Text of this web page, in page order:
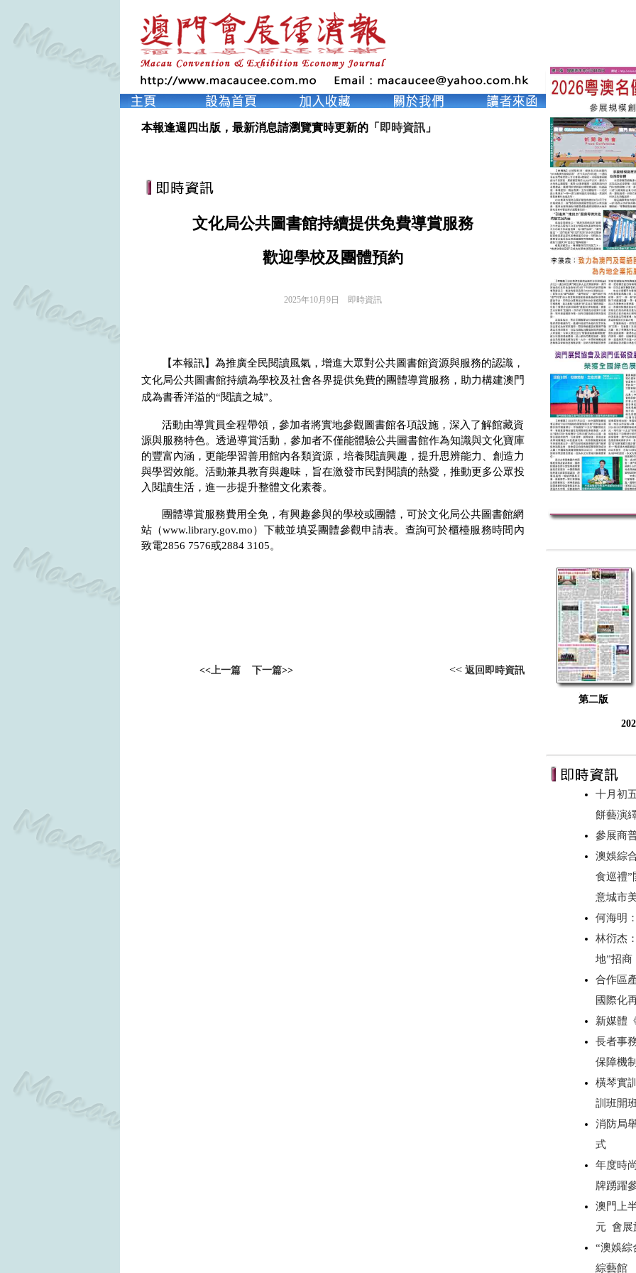
本報逢週四出版，最新消息請瀏覽實時更新的「 即時資訊」
文化局公共圖書館持續提供免費導賞服務
歡迎學校及團體預約
2025年10月9日 即時資訊
【本報訊】為推廣全民閱讀風氣，增進大眾對公共圖書館資源與服務的認識，
文化局公共圖書館持續為學校及社會各界提供免費的團體導賞服務，助力構建澳門
成為書香洋溢的“閱讀之城”。
活動由導賞員全程帶領，參加者將實地參觀圖書館各項設施，深入了解館藏資
源與服務特色。透過導賞活動，參加者不僅能體驗公共圖書館作為知識與文化寶庫
的豐富內涵，更能學習善用館內各類資源，培養閱讀興趣，提升思辨能力、創造力
與學習效能。活動兼具教育與趣味，旨在激發市民對閱讀的熱愛，推動更多公眾投
入閱讀生活，進一步提升整體文化素養。
團體導賞服務費用全免，有興趣參與的學校或團體，可於文化局公共圖書館網
站（www.library.gov.mo）下載並填妥團體參觀申請表。查詢可於櫃檯服務時間內
致電2856 7576或2884 3105。
<<上一篇 下一篇>> << 返回即時資訊
第二版
十月初
餅藝演
參展商
澳娛綜
食巡禮
意城市
何海明
林衍杰
地”招
合作區
國際化
新媒體
長者事
保障機
橫琴實
訓班開
消防局
式
年度時
牌踴躍
澳門上
元 會展
“澳娛綜
綜藝館